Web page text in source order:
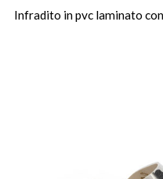
Infradito in pvc laminato